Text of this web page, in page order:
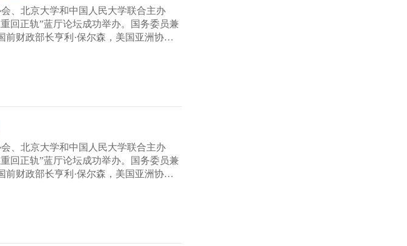
伟宁参加平行分论坛三“重启人文交
、北京大学和中国人民大学联合主办
回正轨”蓝厅论坛成功举办。国务委员兼
财政部长亨利·保尔森，美国亚洲协会
后在开幕式致辞。
育等40多位中外代表参加。这是拜登执
驻美国大使崔天凯出席开幕式并致辞，
民共和国驻美利坚合众国大使馆网站。
”各位嘉宾的主要观点，推荐给大家。
、北京大学和中国人民大学联合主办
回正轨”蓝厅论坛成功举办。国务委员兼
财政部长亨利·保尔森，美国亚洲协会
后在开幕式致辞。